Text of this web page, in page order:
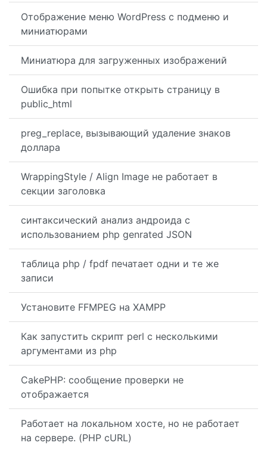
Отображение меню WordPress с подменю и
миниатюрами
Миниатюра для загруженных изображений
Ошибка при попытке открыть страницу в
public_html
preg_replace, вызывающий удаление знаков
доллара
WrappingStyle / Align Image не работает в
секции заголовка
синтаксический анализ андроида с
использованием php genrated JSON
таблица php / fpdf печатает одни и те же
записи
Установите FFMPEG на XAMPP
Как запустить скрипт perl с несколькими
аргументами из php
CakePHP: сообщение проверки не
отображается
Работает на локальном хосте, но не работает
на сервере. (PHP cURL)